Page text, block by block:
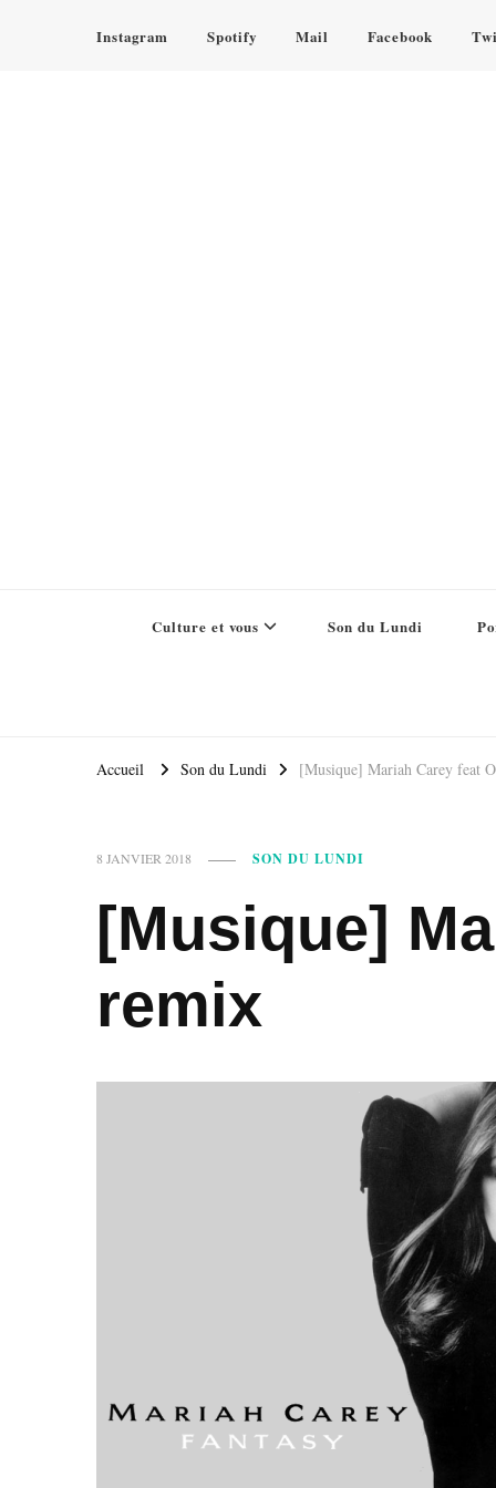
Instagram Spotify Mail Facebook
Culture et vous Son du Lundi
Accueil Son du Lundi [Musique] Mariah Carey feat
8 JANVIER 2018 SON DU LUNDI
[Musique]
remix